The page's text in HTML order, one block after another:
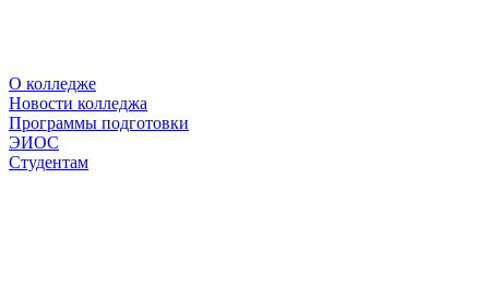
О колледже
Новости колледжа
Программы подготовки
ЭИОС
Студентам